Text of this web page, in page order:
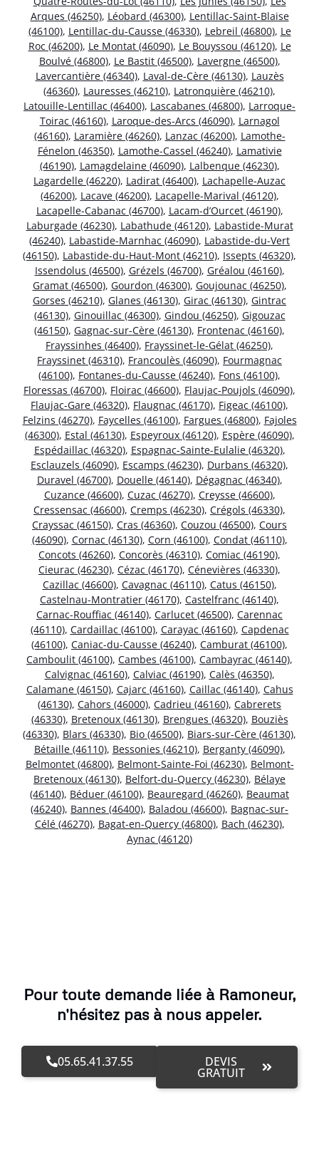
Arques (46250), Léobard (46300), Lentillac-Saint-Blaise
(46100), Lentillac-du-Causse (46330), Lebreil (46800), Le
Roc (46200), Le Montat (46090), Le Bouyssou (46120), Le
Boulvé (46800), Le Bastit (46500), Lavergne (46500),
Lavercantière (46340), Laval-de-Cère (46130), Lauzès
(46360), Lauresses (46210), Latronquière (46210),
Latouille-Lentillac (46400), Lascabanes (46800), Larroque-
Toirac (46160), Laroque-des-Arcs (46090), Larnagol
(46160), Laramière (46260), Lanzac (46200), Lamothe-
Fénelon (46350), Lamothe-Cassel (46240), Lamativie
(46190), Lamagdelaine (46090), Lalbenque (46230),
Lagardelle (46220), Ladirat (46400), Lachapelle-Auzac
(46200), Lacave (46200), Lacapelle-Marival (46120),
Lacapelle-Cabanac (46700), Lacam-d’Ourcet (46190),
Laburgade (46230), Labathude (46120), Labastide-Murat
(46240), Labastide-Marnhac (46090), Labastide-du-Vert
(46150), Labastide-du-Haut-Mont (46210), Issepts (46320),
Issendolus (46500), Grézels (46700), Gréalou (46160),
Gramat (46500), Gourdon (46300), Goujounac (46250),
Gorses (46210), Glanes (46130), Girac (46130), Gintrac
(46130), Ginouillac (46300), Gindou (46250), Gigouzac
(46150), Gagnac-sur-Cère (46130), Frontenac (46160),
Frayssinhes (46400), Frayssinet-le-Gélat (46250),
Frayssinet (46310), Francoulès (46090), Fourmagnac
(46100), Fontanes-du-Causse (46240), Fons (46100),
Floressas (46700), Floirac (46600), Flaujac-Poujols (46090),
Flaujac-Gare (46320), Flaugnac (46170), Figeac (46100),
Felzins (46270), Faycelles (46100), Fargues (46800), Fajoles
(46300), Estal (46130), Espeyroux (46120), Espère (46090),
Espédaillac (46320), Espagnac-Sainte-Eulalie (46320),
Esclauzels (46090), Escamps (46230), Durbans (46320),
Duravel (46700), Douelle (46140), Dégagnac (46340),
Cuzance (46600), Cuzac (46270), Creysse (46600),
Cressensac (46600), Cremps (46230), Crégols (46330),
Crayssac (46150), Cras (46360), Couzou (46500), Cours
(46090), Cornac (46130), Corn (46100), Condat (46110),
Concots (46260), Concorès (46310), Comiac (46190),
Cieurac (46230), Cézac (46170), Cénevières (46330),
Cazillac (46600), Cavagnac (46110), Catus (46150),
Castelnau-Montratier (46170), Castelfranc (46140),
Carnac-Rouffiac (46140), Carlucet (46500), Carennac
(46110), Cardaillac (46100), Carayac (46160), Capdenac
(46100), Caniac-du-Causse (46240), Camburat (46100),
Camboulit (46100), Cambes (46100), Cambayrac (46140),
Calvignac (46160), Calviac (46190), Calès (46350),
Calamane (46150), Cajarc (46160), Caillac (46140), Cahus
(46130), Cahors (46000), Cadrieu (46160), Cabrerets
(46330), Bretenoux (46130), Brengues (46320), Bouziès
(46330), Blars (46330), Bio (46500), Biars-sur-Cère (46130),
Bétaille (46110), Bessonies (46210), Berganty (46090),
Belmontet (46800), Belmont-Sainte-Foi (46230), Belmont-
Bretenoux (46130), Belfort-du-Quercy (46230), Bélaye
(46140), Béduer (46100), Beauregard (46260), Beaumat
(46240), Bannes (46400), Baladou (46600), Bagnac-sur-
Célé (46270), Bagat-en-Quercy (46800), Bach (46230),
Aynac (46120)
Pour toute demande liée à Ramoneur,
n'hésitez pas à nous appeler.
05.65.41.37.55 DEVIS
GRATUIT